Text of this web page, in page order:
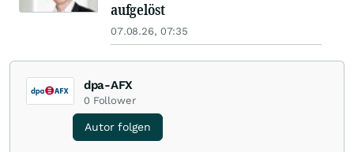
aufgelöst
07.08.26, 07:35
dpa-AFX
0 Follower
Autor folgen